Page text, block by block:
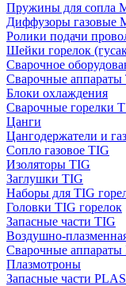
Пружины для сопла
Диффузоры газовые
Ролики подачи
Шейки горелок
Сварочное
Сварочные аппараты
Блоки охлаждения
Сварочные горелки
Цанги
Цангодержатели и
Сопло газовое TIG
Изоляторы TIG
Заглушки TIG
Наборы для TIG
Головки TIG горелок
Запасные части TIG
Воздушно-
Сварочные
Плазмотроны
Запасные части